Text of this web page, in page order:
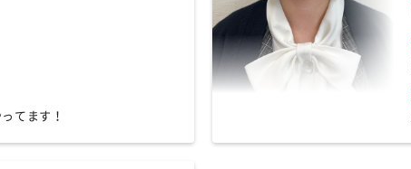
てます！